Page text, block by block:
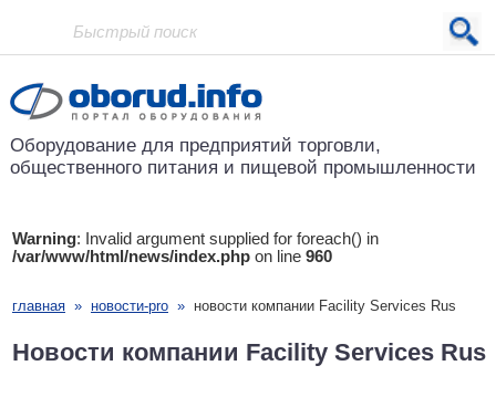
Проект основан в 2001 году
Оборудование для предприятий торговли,
общественного питания и пищевой промышленности
Warning: Invalid argument supplied for foreach() in
/var/www/html/news/index.php on line 960
главная » новости-pro » новости компании Facility Services Rus
Новости компании Facility Services Rus